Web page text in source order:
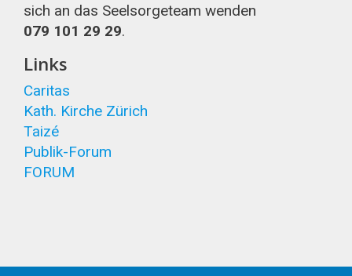
sich an das Seelsorgeteam wenden
079 101 29 29.
Links
Caritas
Kath. Kirche Zürich
Taizé
Publik-Forum
FORUM